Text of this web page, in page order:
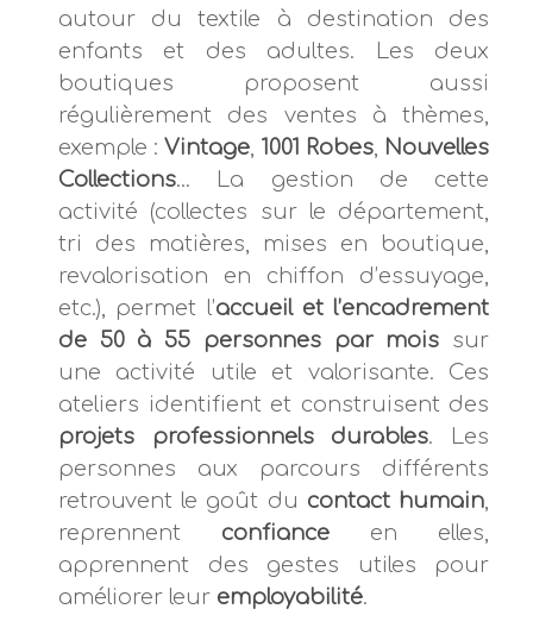
autour du textile à destination des
enfants et des adultes. Les deux
boutiques proposent aussi
régulièrement des ventes à thèmes,
exemple : Vintage 1001 Robes Nouvelles
Collections... La gestion de cette
activité (collectes sur le département,
tri des matières, mises en boutique,
revalorisation en chiffon d’essuyage,
etc.), permet l’accueil et l’encadrement
de 50 à 55 personnes par mois sur
une activité utile et valorisante. Ces
ateliers identifient et construisent des
projets professionnels durables. Les
personnes aux parcours différents
retrouvent le goût du contact humain
reprennent confiance en elles,
apprennent des gestes utiles pour
améliorer leur employabilité.